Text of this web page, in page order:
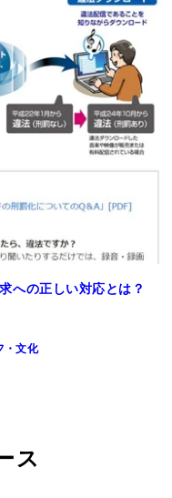
への正しい対応とは？
・文化
ス